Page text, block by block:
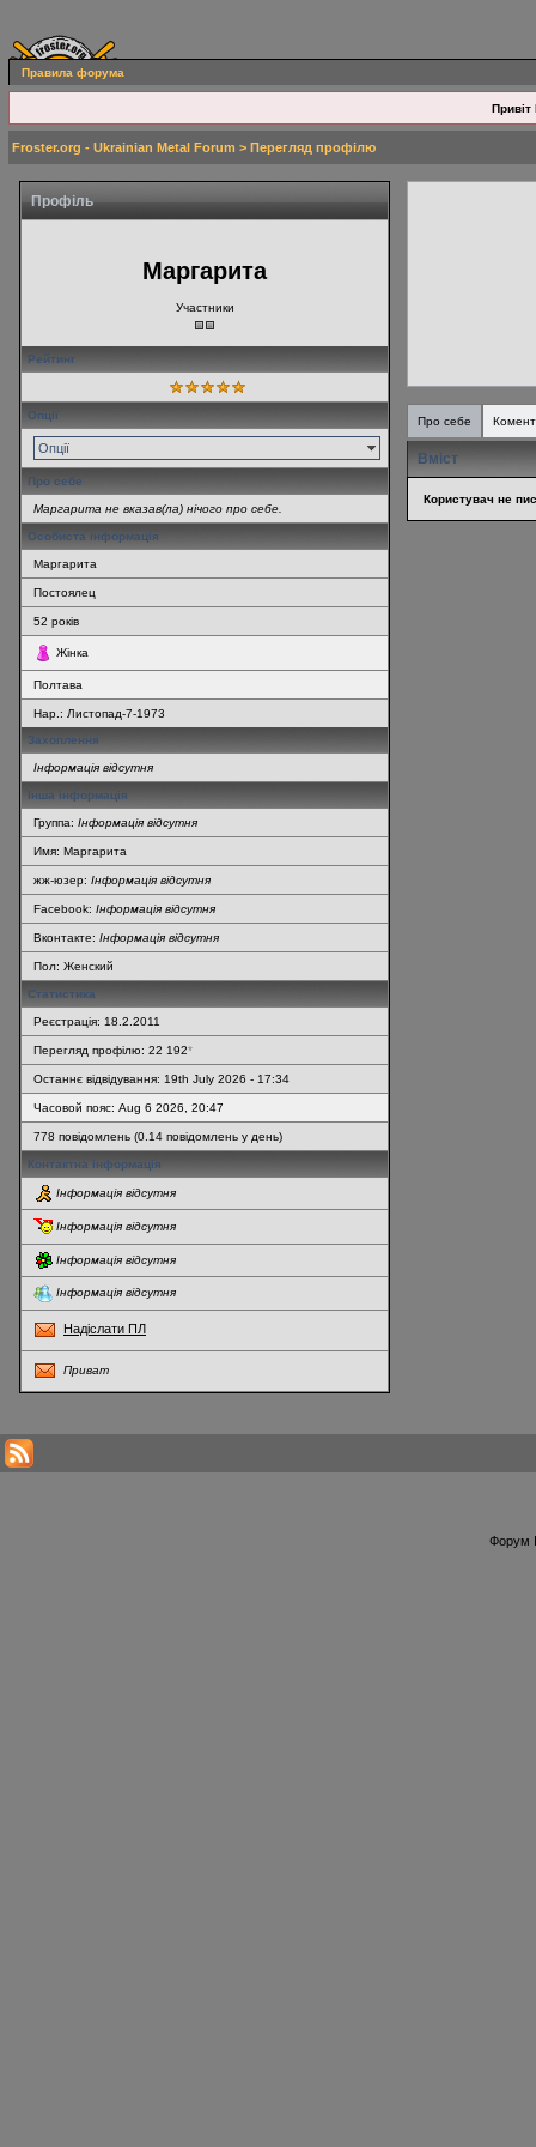
Правила форума
Привіт
Froster.org - Ukrainian Metal Forum > Перегляд профілю
Профіль
Маргарита
Участники
Рейтинг
Опції
Опції
Про себе
Маргарита не вказав(ла) нічого про себе.
Особиста інформація
Маргарита
Постоялец
52 років
Жінка
Полтава
Нар.: Листопад-7-1973
Захоплення
Інформація відсутня
Інша інформація
Группа: Інформація відсутня
Имя: Маргарита
жж-юзер: Інформація відсутня
Facebook: Інформація відсутня
Вконтакте: Інформація відсутня
Пол: Женский
Статистика
Реєстрація: 18.2.2011
Перегляд профілю: 22 192*
Останнє відвідування: 19th July 2026 - 17:34
Часовой пояс: Aug 6 2026, 20:47
778 повідомлень (0.14 повідомлень у день)
Контактна інформація
Інформація відсутня
Інформація відсутня
Інформація відсутня
Інформація відсутня
Надіслати ПЛ
Приват
Про себе
Вміст
Користувач не
Форум